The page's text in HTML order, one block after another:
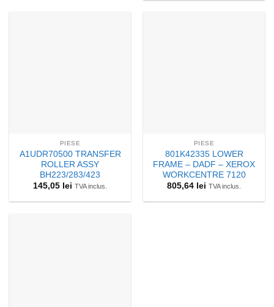
PIESE
A1UDR70500 TRANSFER
ROLLER ASSY
BH223/283/423
145,05 lei TVA inclus.
PIESE
801K42335 LOWER
FRAME – DADF – XEROX
WORKCENTRE 7120
805,64 lei TVA inclus.